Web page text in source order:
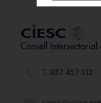
T. 937 457 812